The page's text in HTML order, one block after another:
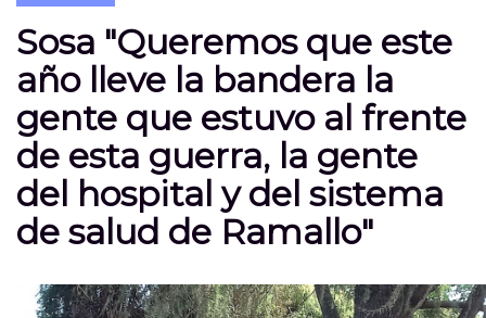
Sosa "Queremos que este
año lleve la bandera la
gente que estuvo al frente
de esta guerra, la gente
del hospital y del sistema
de salud de Ramallo"